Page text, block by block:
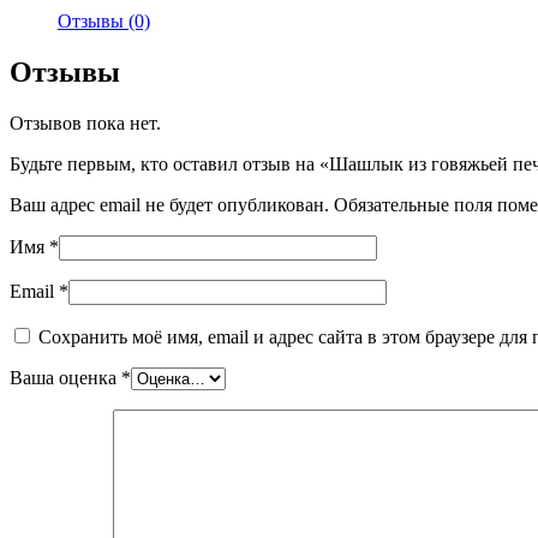
Отзывы (0)
Отзывы
Отзывов пока нет.
Будьте первым, кто оставил отзыв на «Шашлык из говяжьей
Ваш адрес email не будет опубликован. Обязательные поля
Имя *
Email *
Сохранить моё имя, email и адрес сайта в этом браузере
Ваша оценка *